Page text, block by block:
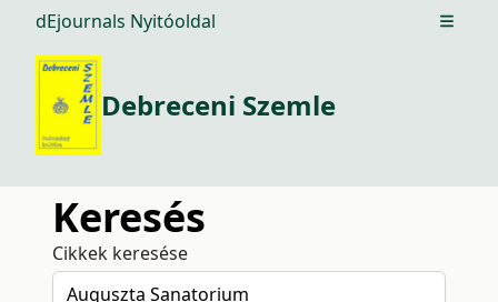
dEjournals Nyitóoldal Open
Debreceni Szemle
Keresés
Cikkek keresése